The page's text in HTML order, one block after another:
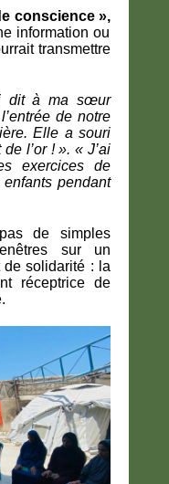
conscience »,
information ou
transmettre
dit à ma sœur
de notre
Elle a souri
l’or ! ». « J’ai
exercices de
pendant
de simples
sur un
de solidarité : la
réceptrice de